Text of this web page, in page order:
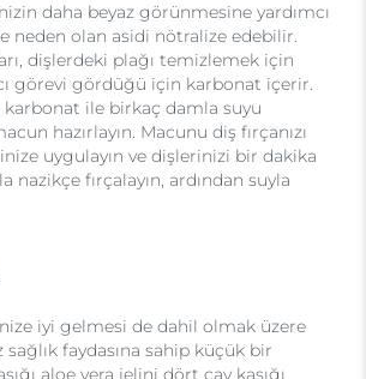
daha beyaz görünmesine yardımcı
neden olan asidi nötralize edebilir.
dişlerdeki plağı temizlemek için
görevi gördüğü için karbonat içerir.
karbonat ile birkaç damla suyu
hazırlayın. Macunu diş fırçanızı
uygulayın ve dişlerinizi bir dakika
nazikçe fırçalayın, ardından suyla
iyi gelmesi de dahil olmak üzere
faydasına sahip küçük bir
aloe vera jelini dört çay kaşığı